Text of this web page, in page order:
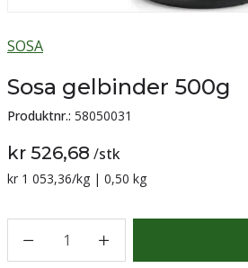
SOSA
Sosa gelbinder 500g
Produktnr.: 58050031
kr 526,68 /stk
Sammenligning pris:
kr 1 053,36/kg | 0,50 kg
1